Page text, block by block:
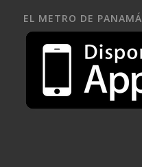
EL METRO DE PANAMÁ